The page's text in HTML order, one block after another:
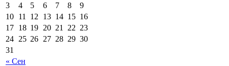
« Сен
3
4 5 6 7 8
9
10 11 12 13 14 15 16
17 18 19 20 21 22 23
24 25 26 27 28 29 30
31